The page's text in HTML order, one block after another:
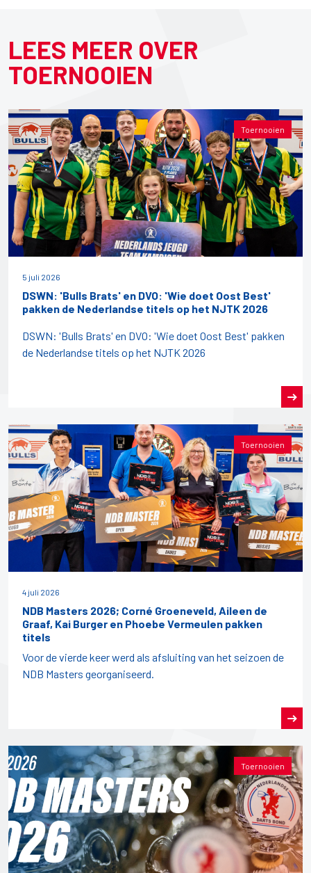
LEES MEER OVER
TOERNOOIEN
Toernooien
5 juli 2026
DSWN: 'Bulls Brats' en DVO: 'Wie doet Oost Best'
pakken de Nederlandse titels op het NJTK 2026
DSWN: 'Bulls Brats' en DVO: 'Wie doet Oost Best' pakken
de Nederlandse titels op het NJTK 2026
Toernooien
4 juli 2026
NDB Masters 2026; Corné Groeneveld, Aileen de
Graaf, Kai Burger en Phoebe Vermeulen pakken
titels
Voor de vierde keer werd als afsluiting van het seizoen de
NDB Masters georganiseerd.
Toernooien